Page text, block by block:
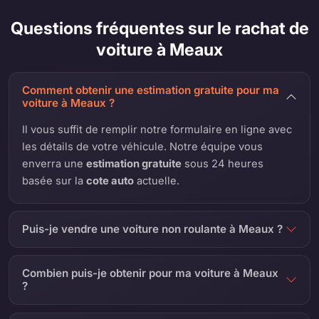
Questions fréquentes sur le rachat de
voiture à Meaux
Comment obtenir une estimation gratuite pour ma
voiture à Meaux ?
Il vous suffit de remplir notre formulaire en ligne avec
les détails de votre véhicule. Notre équipe vous
enverra uneestimation gratuite sous 24 heures
basée sur lacote auto actuelle.
Puis-je vendre une voiture non roulante à Meaux ?
Combien puis-je obtenir pour ma voiture à Meaux
?